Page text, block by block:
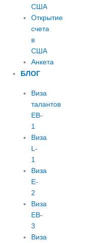
США
Открытие
счета
в
США
Анкета
БЛОГ
Виза
талантов
EB-
1
Виза
L-
1
Виза
E-
2
Виза
EB-
3
Виза